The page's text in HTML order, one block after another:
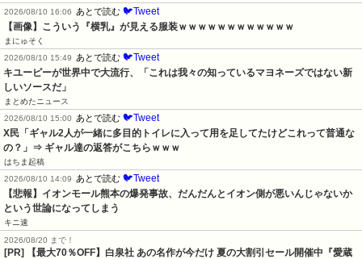
2026/08/10 16:06
あとで読む 🐦Tweet
【画像】こういう『横乳』が見える服装ｗｗｗｗｗｗｗｗｗｗｗｗ
まにゅそく
2026/08/10 15:49
あとで読む 🐦Tweet
キユーピーが世界中で大流行、「これは我々の知っているマヨネーズではない新
しいソースだ」
まとめたニュース
2026/08/10 15:00
あとで読む 🐦Tweet
X民「ギャル2人が一緒に多目的トイレに入って用を足してたけどこれって普通な
の？」⇒ ギャル達の返答がこちらｗｗｗ
はちま起稿
2026/08/10 14:09
あとで読む 🐦Tweet
【悲報】イオンモール熊本の爆発事故、だんだんとイオン側が悪いんじゃないか
という世論になってしまう
キニ速
2026/08/20 まで！
[PR]
【最大70％OFF】白泉社 あの名作が今だけ 夏の大割引セール開催中『愛蔵